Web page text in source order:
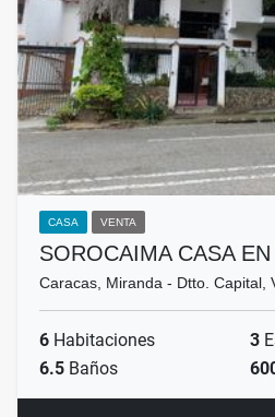
CASA VENTA
SOROCAIMA CASA
Caracas, Miranda - Dtto. Capital,
6 Habitaciones 3
6.5 Baños